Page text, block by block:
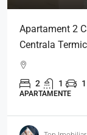
Apartament 2
Centrala
2 1 1
APARTAMENTE